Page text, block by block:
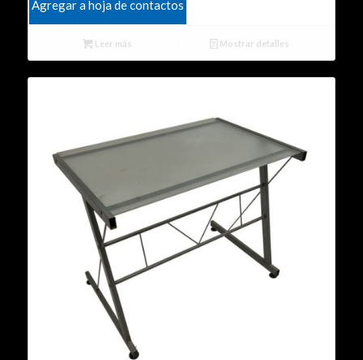
Agregar a hoja de contactos
Leer más Mostrar detalles